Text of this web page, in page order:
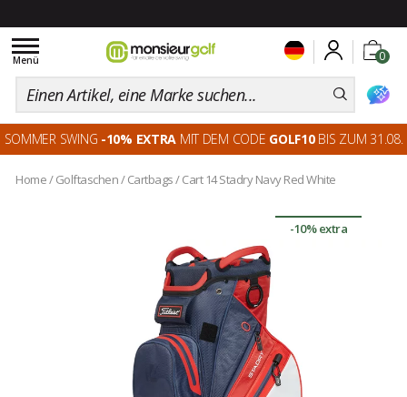
0
Toggle
navigation
Menü
SOMMER SWING -10% EXTRA MIT DEM CODE GOLF10BIS ZUM 31.08.
Home/ Golftaschen/Cartbags/Cart 14 Stadry Navy Red White
-10% extra